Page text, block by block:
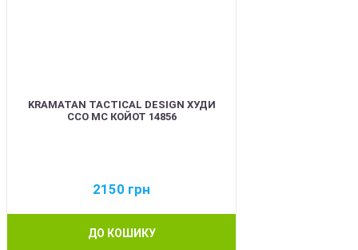
KRAMATAN TACTICAL DESIGN ХУДИ
ССО МС КОЙОТ 14856
2150 грн
ДО КОШИКУ